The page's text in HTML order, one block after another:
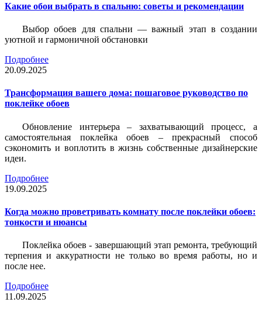
Какие обои выбрать в спальню: советы и рекомендации
Выбор обоев для спальни — важный этап в создании
уютной и гармоничной обстановки
Подробнее
20.09.2025
Трансформация вашего дома: пошаговое руководство по
поклейке обоев
Обновление интерьера – захватывающий процесс, а
самостоятельная поклейка обоев – прекрасный способ
сэкономить и воплотить в жизнь собственные дизайнерские
идеи.
Подробнее
19.09.2025
Когда можно проветривать комнату после поклейки обоев:
тонкости и нюансы
Поклейка обоев - завершающий этап ремонта, требующий
терпения и аккуратности не только во время работы, но и
после нее.
Подробнее
11.09.2025